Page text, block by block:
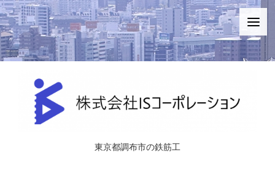
東京都調布市の鉄筋工